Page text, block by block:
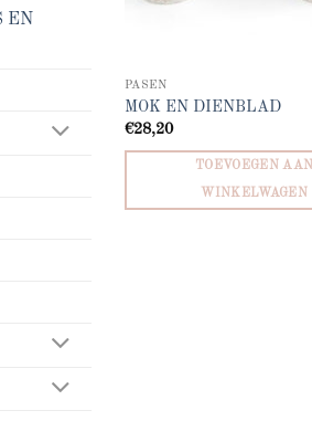
EN
PASEN
MOK EN DIENBLAD
€28,20
TOEVOEGEN AAN
WINKELWAGEN